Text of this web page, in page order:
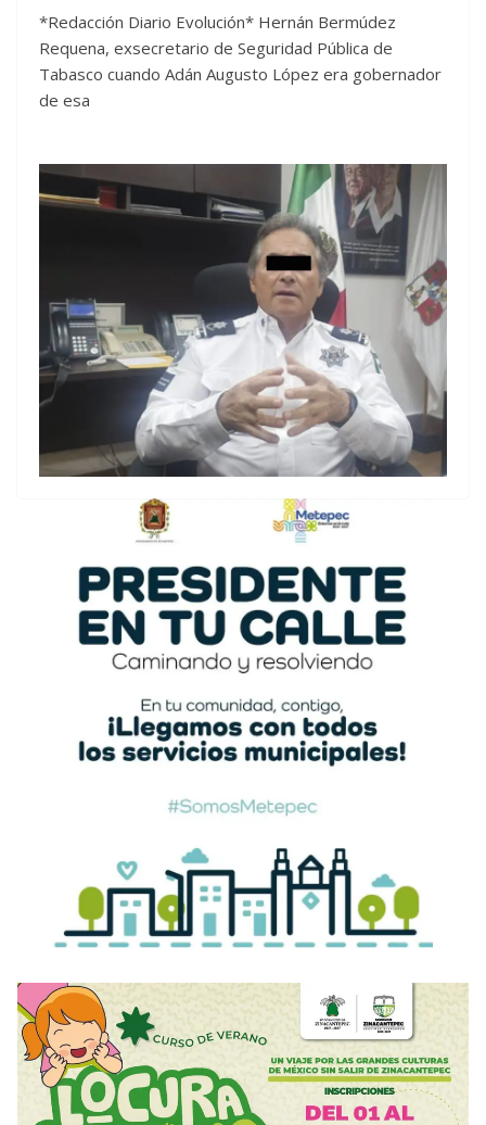
*Redacción Diario Evolución* Hernán Bermúdez
Requena, exsecretario de Seguridad Pública de
Tabasco cuando Adán Augusto López era gobernador
de esa